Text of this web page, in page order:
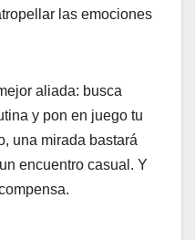
las emociones
aliada: busca
y pon en juego tu
una mirada bastará
encuentro casual. Y